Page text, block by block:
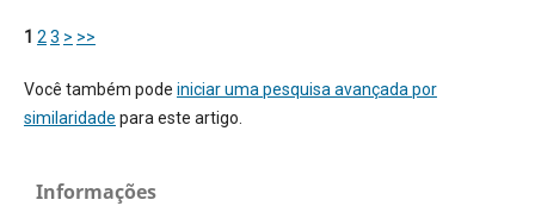
1 2 3 > >>
Você também pode iniciar uma pesquisa avançada por
similaridade para este artigo.
Informações